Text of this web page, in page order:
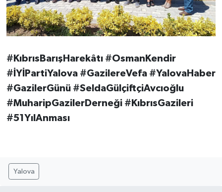
#KıbrısBarışHarekâtı #OsmanKendir
#İYİPartiYalova #GazilereVefa #YalovaHaber
#GazilerGünü #SeldaGülçiftçiAvcıoğlu
#MuharipGazilerDerneği #KıbrısGazileri
#51YılAnması
Yalova